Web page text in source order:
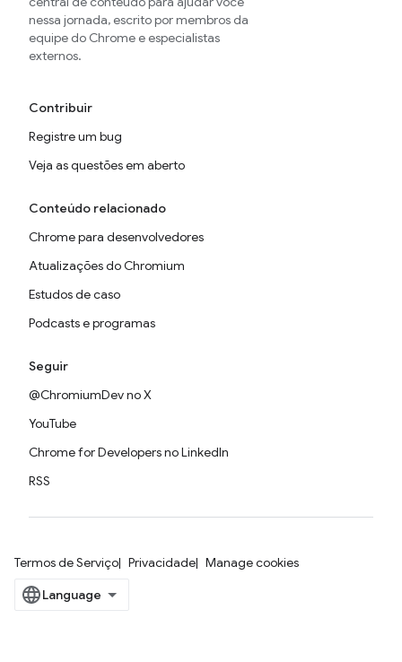
nessa jornada, escrito por membros da
equipe do Chrome e especialistas
externos.
Contribuir
Registre um bug
Veja as questões em aberto
Conteúdo relacionado
Chrome para desenvolvedores
Atualizações do Chromium
Estudos de caso
Podcasts e programas
Seguir
@ChromiumDev no X
YouTube
Chrome for Developers no LinkedIn
RSS
Termos de Serviço Privacidade Manage cookies